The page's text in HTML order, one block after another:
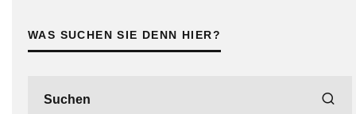
WAS SUCHEN SIE DENN HIER?